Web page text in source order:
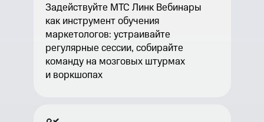
Задействуйте МТС Линк Вебинары
как инструмент обучения
маркетологов: устраивайте
регулярные сессии, собирайте
команду на мозговых штурмах
и воркшопах